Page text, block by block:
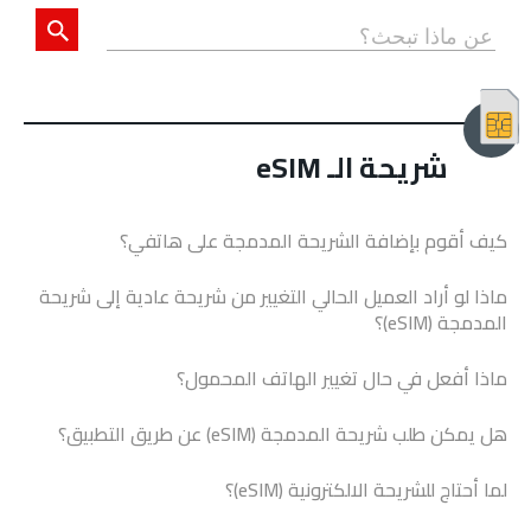
شريحة الـ eSIM
كيف أقوم بإضافة الشريحة المدمجة على هاتفي؟
ماذا لو أراد العميل الحالي التغيير من شريحة عادية إلى شريحة
المدمجة (eSIM)؟
ماذا أفعل في حال تغيير الهاتف المحمول؟
هل يمكن طلب شريحة المدمجة (eSIM) عن طريق التطبيق؟
لما أحتاج للشريحة الالكترونية (eSIM)؟